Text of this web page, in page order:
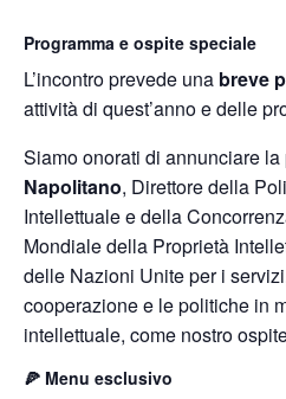
Programma e ospite speciale
L’incontro prevede una breve
attività di quest’anno e delle
Siamo onorati di annunciare la
Napolitano, Direttore della
Intellettuale e della
Mondiale della Proprietà
delle Nazioni Unite per i
cooperazione e le politiche in
intellettuale, come nostro
🍕 Menu esclusivo